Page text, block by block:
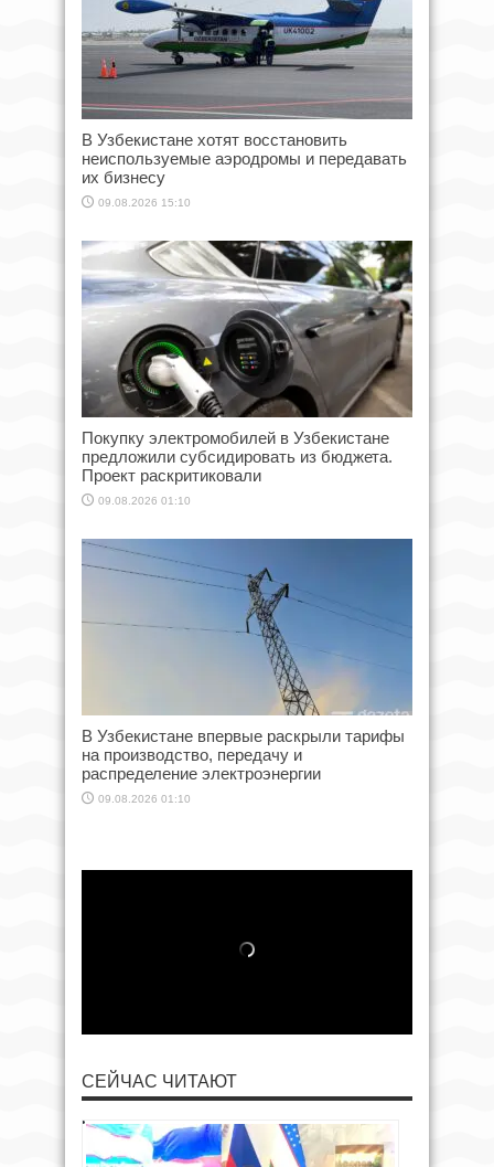
В Узбекистане хотят восстановить
неиспользуемые аэродромы и передавать
их бизнесу
09.08.2026 15:10
Покупку электромобилей в Узбекистане
предложили субсидировать из бюджета.
Проект раскритиковали
09.08.2026 01:10
В Узбекистане впервые раскрыли тарифы
на производство, передачу и
распределение электроэнергии
09.08.2026 01:10
СЕЙЧАС ЧИТАЮТ